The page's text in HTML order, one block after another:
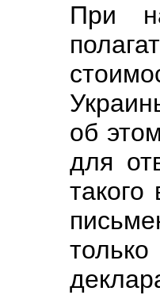
При
об
для